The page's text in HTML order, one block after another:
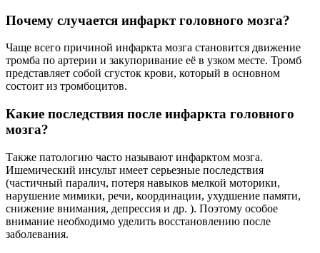
Почему случается инфаркт головного мозга?
Чаще всего причиной инфаркта мозга становится движение
тромба по артерии и закупоривание её в узком месте. Тромб
представляет собой сгусток крови, который в основном
состоит из тромбоцитов.
Какие последствия после инфаркта головного
мозга?
Также патологию часто называют инфарктом мозга.
Ишемический инсульт имеет серьезные последствия
(частичный паралич, потеря навыков мелкой моторики,
нарушение мимики, речи, координации, ухудшение памяти,
снижение внимания, депрессия и др. ). Поэтому особое
внимание необходимо уделить восстановлению после
заболевания.